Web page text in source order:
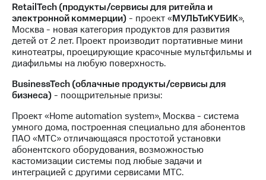
Еврооблигации-2023
Уведомление
о
погашении
именных
облигаций
Регистратор
Реквизиты
Контакты
развитие
деловая этика
На главную
RetailTech (продукты/сервисы для ритейла и
электронной коммерции)- проект «МУЛЬТиКУБИК»,
Москва - новая категория продуктов для развития
детей от 2 лет. Проект производит портативные мини
кинотеатры, проецирующие красочные мультфильмы и
диафильмы на любую поверхность.
BusinessTech (облачные продукты/сервисы для
бизнеса)- поощрительные призы:
Проект «Home automation system», Москва - система
умного дома, построенная специально для абонентов
ПАО «МТС» отличающаяся простотой установки
абонентского оборудования, возможностью
кастомизации системы под любые задачи и
интеграцией с другими сервисами МТС.